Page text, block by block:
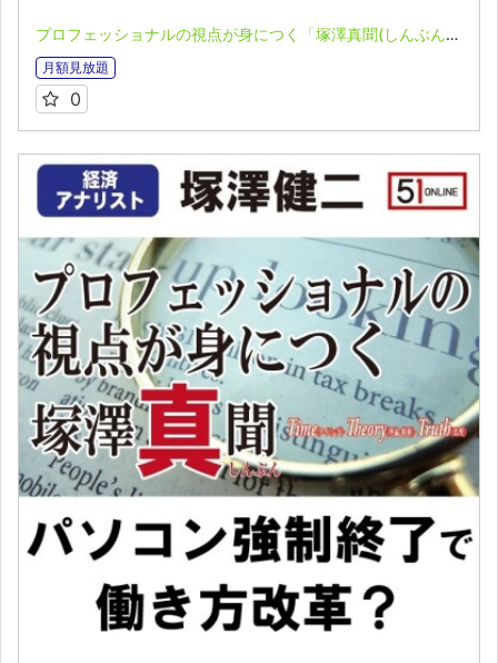
プロフェッショナルの視点が身につく「塚澤真聞(しんぶん)」(2023.05.08)
月額見放題
0